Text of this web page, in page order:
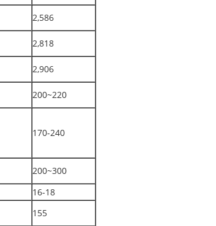
2,586
2,818
2,906
200~220
170-240
200~300
16-18
155